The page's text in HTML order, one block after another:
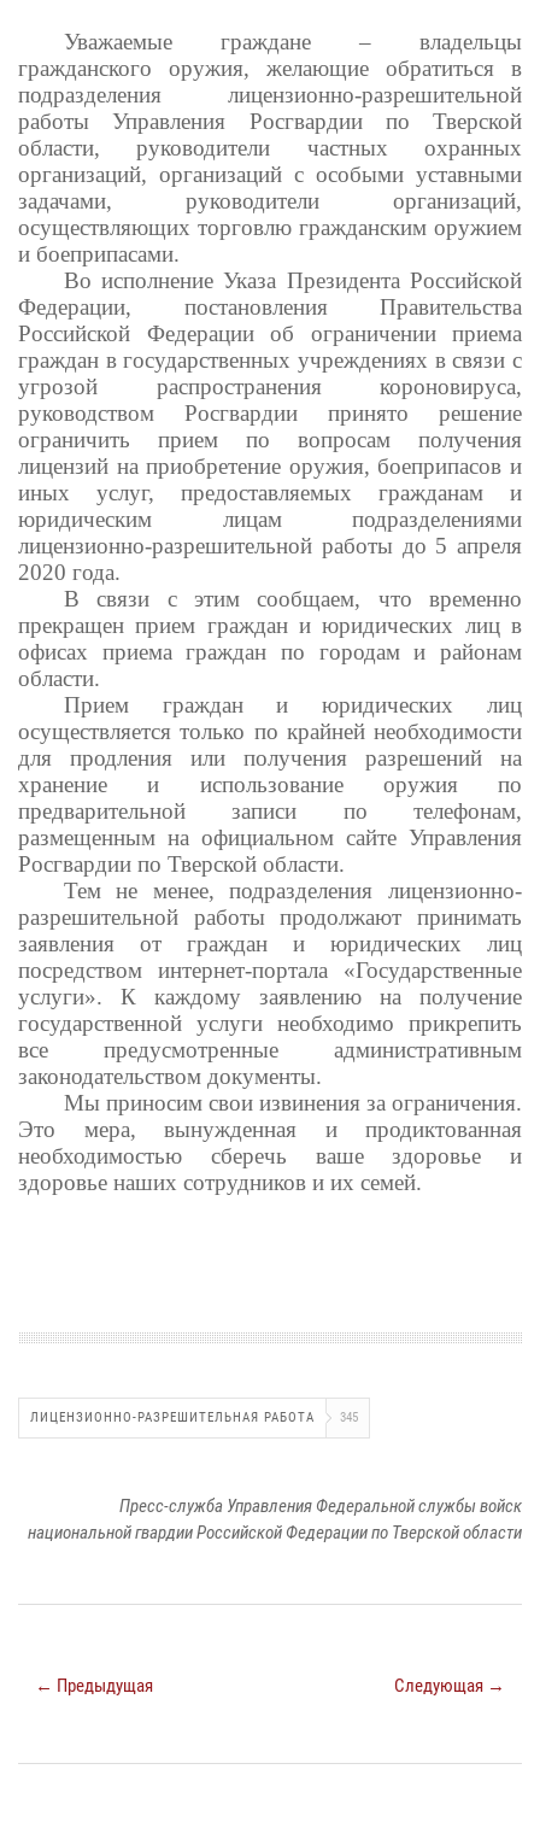
Уважаемые граждане – владельцы
гражданского оружия, желающие обратиться в
подразделения лицензионно-разрешительной
работы Управления Росгвардии по Тверской
области, руководители частных охранных
организаций, организаций с особыми уставными
задачами, руководители организаций,
осуществляющих торговлю гражданским оружием
и боеприпасами.
Во исполнение Указа Президента Российской
Федерации, постановления Правительства
Российской Федерации об ограничении приема
граждан в государственных учреждениях в связи с
угрозой распространения короновируса,
руководством Росгвардии принято решение
ограничить прием по вопросам получения
лицензий на приобретение оружия, боеприпасов и
иных услуг, предоставляемых гражданам и
юридическим лицам подразделениями
лицензионно-разрешительной работы до 5 апреля
2020 года.
В связи с этим сообщаем, что временно
прекращен прием граждан и юридических лиц в
офисах приема граждан по городам и районам
области.
Прием граждан и юридических лиц
осуществляется только по крайней необходимости
для продления или получения разрешений на
хранение и использование оружия по
предварительной записи по телефонам,
размещенным на официальном сайте Управления
Росгвардии по Тверской области.
Тем не менее, подразделения лицензионно-
разрешительной работы продолжают принимать
заявления от граждан и юридических лиц
посредством интернет-портала «Государственные
услуги». К каждому заявлению на получение
государственной услуги необходимо прикрепить
все предусмотренные административным
законодательством документы.
Мы приносим свои извинения за ограничения.
Это мера, вынужденная и продиктованная
необходимостью сберечь ваше здоровье и
здоровье наших сотрудников и их семей.
ЛИЦЕНЗИОННО-РАЗРЕШИТЕЛЬНАЯ РАБОТА 345
Пресс-служба Управления Федеральной службы войск
национальной гвардии Российской Федерации по Тверской области
← Предыдущая Следующая →